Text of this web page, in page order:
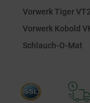
Vorwerk Tiger
Vorwerk Kobold
Schlauch-O-Mat